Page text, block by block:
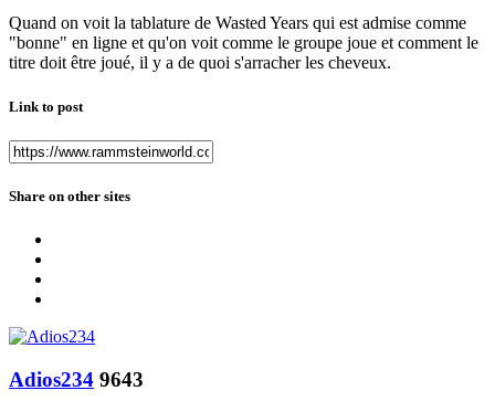
Quand on voit la tablature de Wasted Years qui est admise comme
"bonne" en ligne et qu'on voit comme le groupe joue et comment le
titre doit être joué, il y a de quoi s'arracher les cheveux.
Link to post
Share on other sites
Adios234 9643